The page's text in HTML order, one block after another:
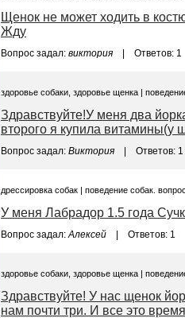
Щенок не может ходить в
Жду
Вопрос задал: виктория | Ответов: 1
здоровье собаки, здоровье щенка |
Здравствуйте!У меня два
второго я купила витамины(у
Вопрос задал: Виктория | Ответов: 1
дрессировка собак | поведение собак.
У меня Лабрадор 1.5 года
Вопрос задал:Алексей | Ответов: 1
здоровье собаки, здоровье щенка |
Здравствуйте! У нас щенок
нам почти три. И все это